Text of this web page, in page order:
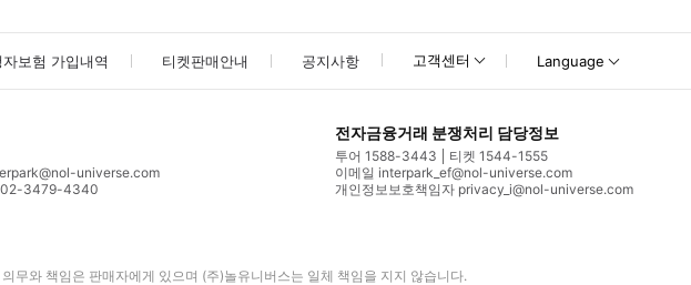
자보험 가입내역 티켓판매안내 공지사항 고객센터 Language
universe.com
02-3479-4340
전자금융거래 분쟁처리 담당정보
투어 1588-3443
티켓 1544-1555
이메일 interpark_ef@nol-universe.com
개인정보보호책임자 privacy_i@nol-universe.com
무와 책임은 판매자에게 있으며 (주)놀유니버스는 일체 책임을 지지 않습니다.